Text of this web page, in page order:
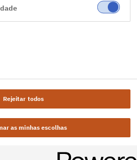
Rejeitar todos
as minhas escolhas